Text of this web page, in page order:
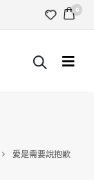
0
愛是需要說抱歉